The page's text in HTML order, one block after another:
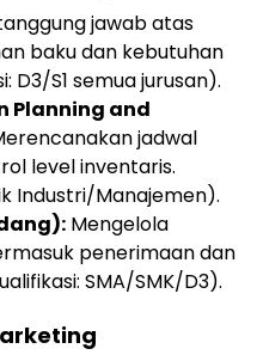
jawab atas
baku dan kebutuhan
D3/S1 semua jurusan).
Planning and
jadwal
level inventaris.
Industri/Manajemen).
Mengelola
penerimaan dan
SMA/SMK/D3).